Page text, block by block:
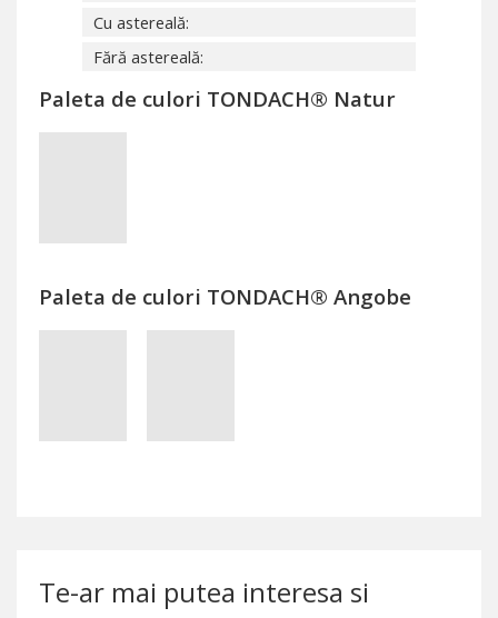
Cu astereală:
Fără astereală:
Paleta de culori TONDACH® Natur
Paleta de culori TONDACH® Angobe
Te-ar mai putea interesa si